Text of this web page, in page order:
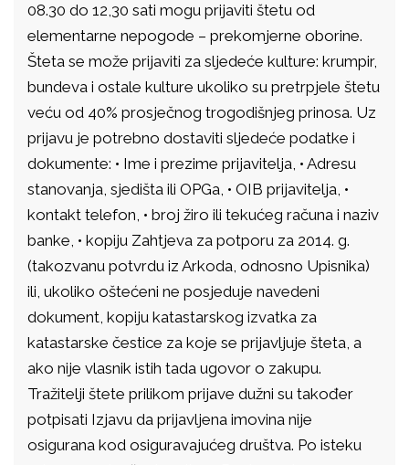
08.30 do 12,30 sati mogu prijaviti štetu od
elementarne nepogode – prekomjerne oborine.
Šteta se može prijaviti za sljedeće kulture: krumpir,
bundeva i ostale kulture ukoliko su pretrpjele štetu
veću od 40% prosječnog trogodišnjeg prinosa. Uz
prijavu je potrebno dostaviti sljedeće podatke i
dokumente: • Ime i prezime prijavitelja, • Adresu
stanovanja, sjedišta ili OPGa, • OIB prijavitelja, •
kontakt telefon, • broj žiro ili tekućeg računa i naziv
banke, • kopiju Zahtjeva za potporu za 2014. g.
(takozvanu potvrdu iz Arkoda, odnosno Upisnika)
ili, ukoliko oštećeni ne posjeduje navedeni
dokument, kopiju katastarskog izvatka za
katastarske čestice za koje se prijavljuje šteta, a
ako nije vlasnik istih tada ugovor o zakupu.
Tražitelji štete prilikom prijave dužni su također
potpisati Izjavu da prijavljena imovina nije
osigurana kod osiguravajućeg društva. Po isteku